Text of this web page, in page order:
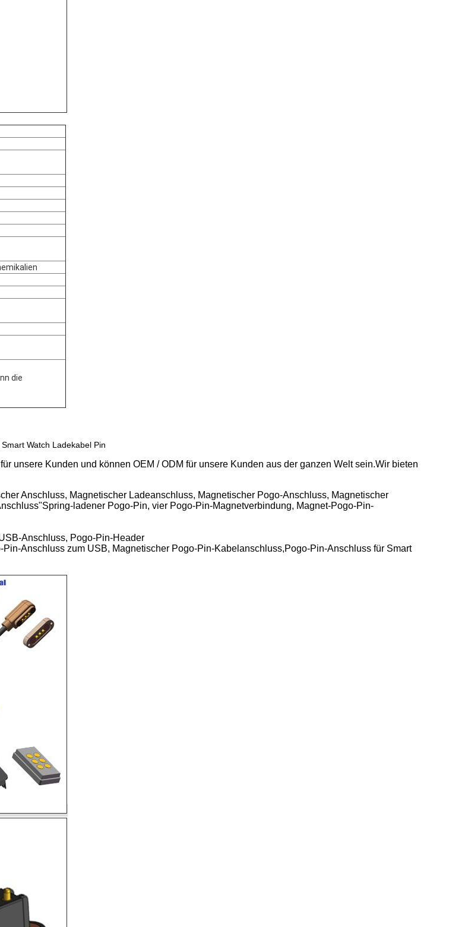
die
Watch Ladekabel Pin
unsere Kunden und können OEM / ODM für unsere Kunden aus der ganzen Welt sein.Wir bieten
Anschluss, Magnetischer Ladeanschluss, Magnetischer Pogo-Anschluss, Magnetischer
ladener Pogo-Pin, vier Pogo-Pin-Magnetverbindung, Magnet-Pogo-Pin-
Anschluss, Pogo-Pin-Header
Anschluss zum USB, Magnetischer Pogo-Pin-Kabelanschluss,Pogo-Pin-Anschluss für Smart